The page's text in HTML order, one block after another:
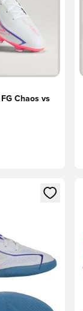
Chaos vs
vpis kot član